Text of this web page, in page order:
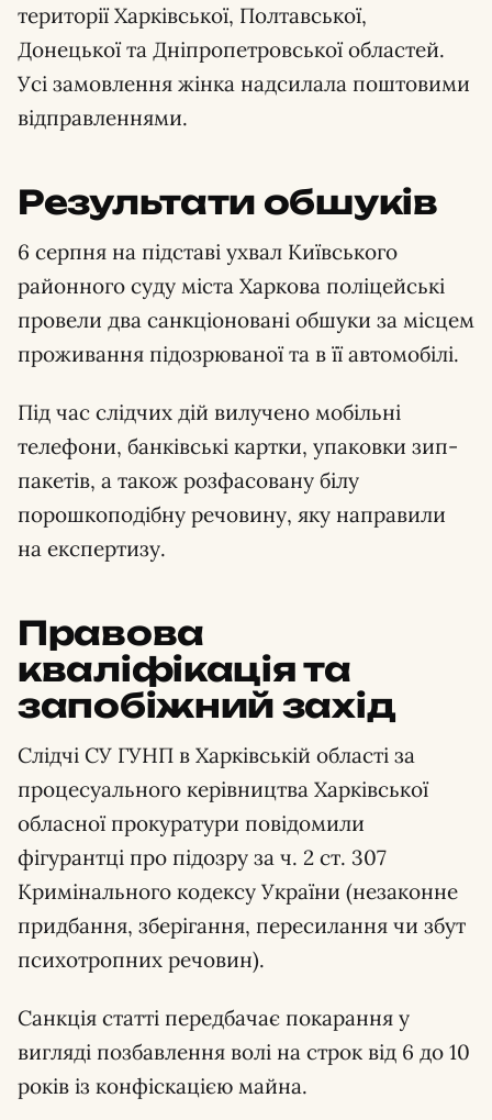
території Харківської, Полтавської,
Донецької та Дніпропетровської областей.
Усі замовлення жінка надсилала поштовими
відправленнями.
Результати обшуків
6 серпня на підставі ухвал Київського
районного суду міста Харкова поліцейські
провели два санкціоновані обшуки за місцем
проживання підозрюваної та в її автомобілі.
Під час слідчих дій вилучено мобільні
телефони, банківські картки, упаковки зип-
пакетів, а також розфасовану білу
порошкоподібну речовину, яку направили
на експертизу.
Правова
кваліфікація та
запобіжний захід
Слідчі СУ ГУНП в Харківській області за
процесуального керівництва Харківської
обласної прокуратури повідомили
фігурантці про підозру за ч. 2 ст. 307
Кримінального кодексу України (незаконне
придбання, зберігання, пересилання чи збут
психотропних речовин).
Санкція статті передбачає покарання у
вигляді позбавлення волі на строк від 6 до 10
років із конфіскацією майна.